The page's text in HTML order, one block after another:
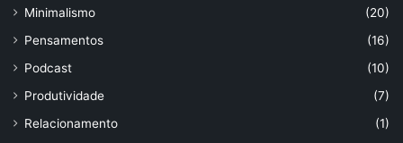
Minimalismo
(20)
Pensamentos
(16)
Podcast
(10)
Produtividade
(7)
Relacionamento
(1)